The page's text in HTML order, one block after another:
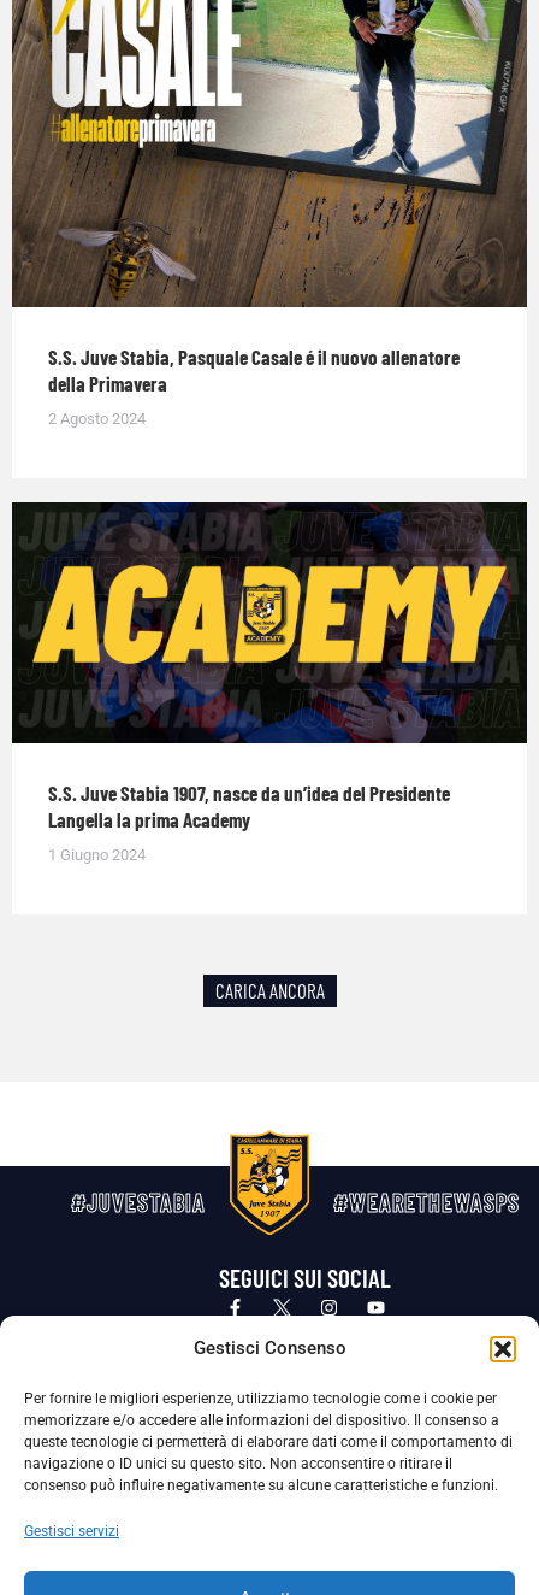
Gestisci Consenso
Per fornire le migliori esperienze, utilizziamo tecnologie come i cookie per
memorizzare e/o accedere alle informazioni del dispositivo. Il consenso a
queste tecnologie ci permetterà di elaborare dati come il comportamento di
navigazione o ID unici su questo sito. Non acconsentire o ritirare il
consenso può influire negativamente su alcune caratteristiche e funzioni.
Gestisci servizi
S.S. Juve Stabia, Pasquale Casale é il nuovo allenatore
della Primavera
2 Agosto 2024
S.S. Juve Stabia 1907, nasce da un’idea del Presidente
Langella la prima Academy
1 Giugno 2024
CARICA ANCORA
#JUVESTABIA #WEARETHEWASPS
SEGUICI SUI SOCIAL
Privacy Policy Cookie Policy
La Società ha nominato il Responsabile della Protezione dei Dati Personali (DPO), figura specializzata che vigila sulle modalità
adottate dalla nostra Società per tutelare i Suoi dati personali.
Per contattare il DPO può scrivere a